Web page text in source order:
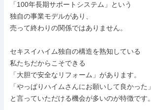
「100年長期サポートシステム」という
独自の事業モデルがあり、
売って終わりの関係ではありません。
セキスイハイム独自の構造を熟知している
私たちだからこそできる
「大胆で安全なリフォーム」があります。
「やっぱりハイムさんにお願いして良かった」
と言っていただける機会が多いのが特徴です。